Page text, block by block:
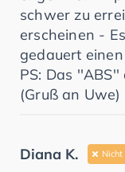
schwer zu
erscheinen -
gedauert
PS: Das
(Gruß an Uwe)
Diana K.